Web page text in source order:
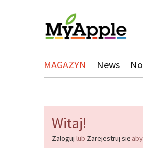
MAGAZYN News
Witaj!
Zaloguj lub Zarejestruj się